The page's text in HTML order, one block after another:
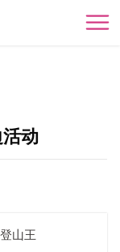
开
动
山王